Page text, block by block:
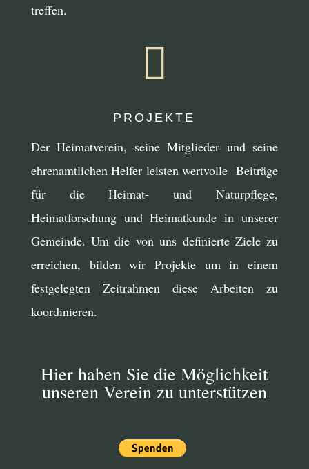
treffen.

PROJEKTE
Der Heimatverein, seine Mitglieder und seine
ehrenamtlichen Helfer leisten wertvolle Beiträge
für die Heimat- und Naturpflege,
Heimatforschung und Heimatkunde in unserer
Gemeinde. Um die von uns definierte Ziele zu
erreichen, bilden wir Projekte um in einem
festgelegten Zeitrahmen diese Arbeiten zu
koordinieren.
Hier haben Sie die Möglichkeit
unseren Verein zu unterstützen